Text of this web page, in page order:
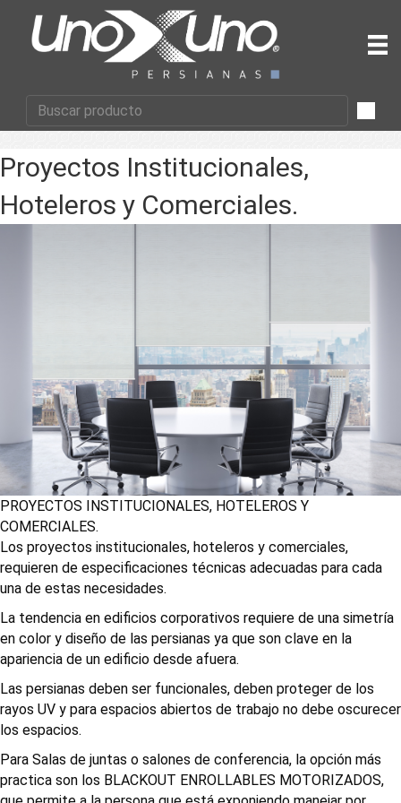
Proyectos Institucionales,
Hoteleros y Comerciales.
PROYECTOS INSTITUCIONALES, HOTELEROS Y
COMERCIALES.
Los proyectos institucionales, hoteleros y comerciales,
requieren de especificaciones técnicas adecuadas para cada
una de estas necesidades.
La tendencia en edificios corporativos requiere de una simetría
en color y diseño de las persianas ya que son clave en la
apariencia de un edificio desde afuera.
Las persianas deben ser funcionales, deben proteger de los
rayos UV y para espacios abiertos de trabajo no debe oscurecer
los espacios.
Para Salas de juntas o salones de conferencia, la opción más
practica son los BLACKOUT ENROLLABLES MOTORIZADOS,